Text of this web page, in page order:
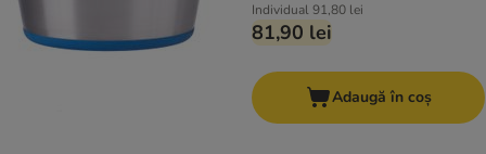
Individual91,80 lei
81,90 lei
Adaugă în coș